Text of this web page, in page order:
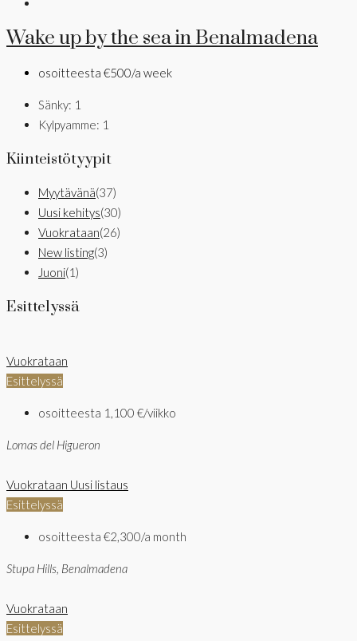
Wake up by the sea in Benalmadena
osoitteesta €500/a week
Sänky: 1
Kylpyamme: 1
Kiinteistötyypit
Myytävänä(37)
Uusi kehitys(30)
Vuokrataan(26)
New listing(3)
Juoni(1)
Esittelyssä
Vuokrataan
Esittelyssä
osoitteesta 1,100 €/viikko
Lomas del Higueron
Vuokrataan Uusi listaus
Esittelyssä
osoitteesta €2,300/a month
Stupa Hills, Benalmadena
Vuokrataan
Esittelyssä